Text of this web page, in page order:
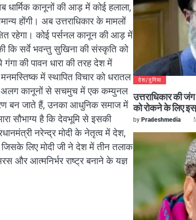
कानूनों की आड़ में कोई हलाला,
होंगी। अब उत्तराधिकार के मामलों
रहेगा। कोई पर्सनल कानून की आड़ में
कि सर्वे भवन्तु सुखिना की संस्कृति को
की पावन धारा की तरह देश में
में स्थापित विचार को धरातल
अलग कानूनों से सचमुच में एक कम्युनल
बन जाते हैं, उनका आधुनिक समाज में
सौभाग्य है कि देवभूमि से इसकी
नरेन्द्र मोदी के नेतृत्व में देश,
जिसके लिए मोदी जी ने देश में तीन तलाक
और आत्मनिर्भर राष्ट्र बनाने के यज्ञ
देश/दुनिया
उत्तराधिकार की
को रोकने के लिए
by Pradeshmedia